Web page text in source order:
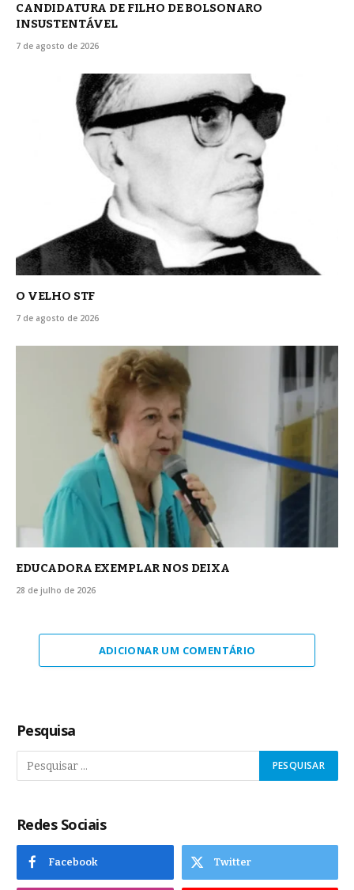
CANDIDATURA DE FILHO DE BOLSONARO
INSUSTENTÁVEL
7 de agosto de 2026
O VELHO STF
7 de agosto de 2026
EDUCADORA EXEMPLAR NOS DEIXA
28 de julho de 2026
ADICIONAR UM COMENTÁRIO
Pesquisa
Redes Sociais
Facebook Twitter